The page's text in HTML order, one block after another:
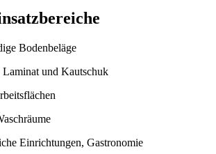
Bodenbeläge
und Kautschuk
Einrichtungen, Gastronomie